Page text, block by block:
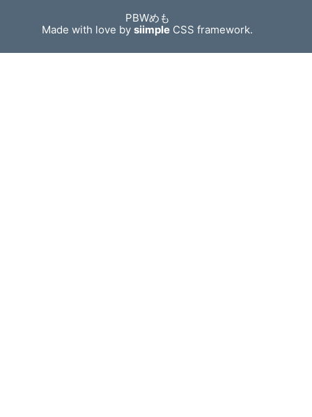
PBWめも
Made with love bysiimple CSS framework.